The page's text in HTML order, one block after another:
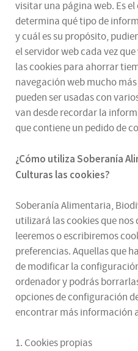
visitar una página web. Es
determina qué tipo de
y cuál es su propósito,
el servidor web cada vez
las cookies para ahorrar
navegación web mucho
pueden ser usadas con
van desde recordar la
que contiene un pedido de
¿Cómo utilizaSoberanía
Culturas las cookies?
Soberanía Alimentaria,
utilizará las cookies que nos
leeremos o escribiremos
preferencias. Aquellas que
de modificar la
ordenador y podrás
opciones de configuración
encontrar más información
1. Cookies propias